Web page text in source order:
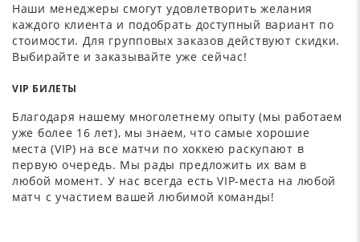
Наши менеджеры смогут удовлетворить желания
каждого клиента и подобрать доступный вариант по
стоимости. Для групповых заказов действуют скидки.
Выбирайте и заказывайте уже сейчас!
VIP БИЛЕТЫ
Благодаря нашему многолетнему опыту (мы работаем
уже более 16 лет), мы знаем, что самые хорошие
места (VIP) на все матчи по хоккею раскупают в
первую очередь. Мы рады предложить их вам в
любой момент. У нас всегда есть VIP-места на любой
матч с участием вашей любимой команды!